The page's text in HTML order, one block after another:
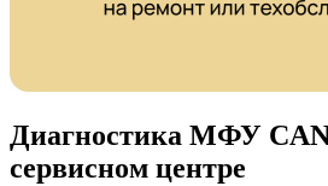
Диагностика МФУ
сервисном центре